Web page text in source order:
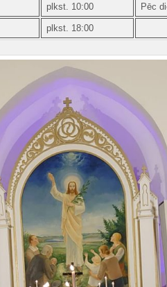
plkst. 10:00 Pēc
plkst. 18:00